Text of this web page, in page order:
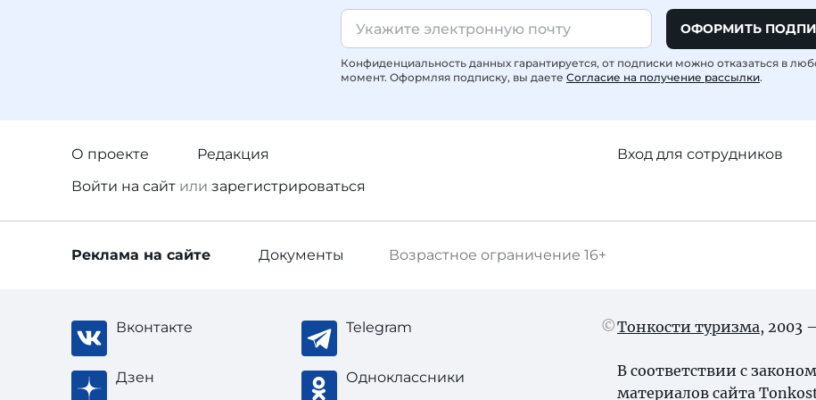
ОФОРМИТЬ
Конфиденциальность данных гарантируется, от подписки можно отказаться в
момент. Оформляя подписку, вы даете Согласие на получение рассылки.
О проекте
Редакция
Войти на сайт или зарегистрироваться
Вход для сотрудников
Возрастное ограничение 16+
Реклама на сайте Документы
Вконтакте Telegram
Дзен Одноклассники
Тонкости туризма, 2003
В соответствии с
материалов сайта